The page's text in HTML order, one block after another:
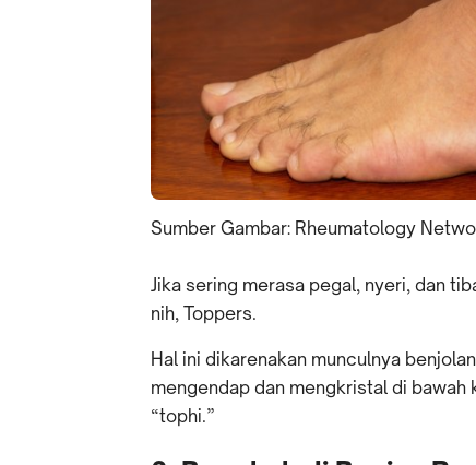
Sumber Gambar: Rheumatology
Jika sering merasa pegal, nyeri, dan
nih, Toppers.
Hal ini dikarenakan munculnya
mengendap dan mengkristal di bawah
“tophi.”